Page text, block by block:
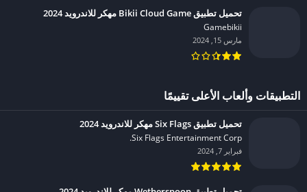
تحميل تطبيق Bikii Cloud Game مهكر للاندرويد 2024
Gamebikii‏
مارس 15, 2024
التطبيقات وألعاب الأعلى تقييمًا
تحميل تطبيق Six Flags مهكر للاندرويد 2024
Six Flags Entertainment Corp.‏
فبراير 7, 2024